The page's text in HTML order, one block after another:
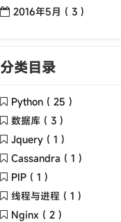
2016年5月 ( 3 )
分类目录
Python ( 25 )
数据库 ( 3 )
Jquery ( 1 )
Cassandra ( 1 )
PIP ( 1 )
线程与进程 ( 1 )
Nginx ( 2 )